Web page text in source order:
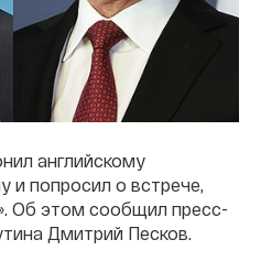
английскому
и попросил о встрече,
Об этом сообщил пресс-
Дмитрий Песков.